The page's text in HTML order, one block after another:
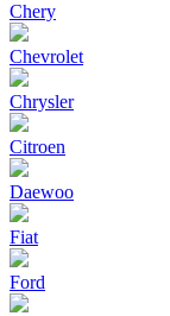
Chery
Chevrolet
Chrysler
Citroen
Daewoo
Fiat
Ford